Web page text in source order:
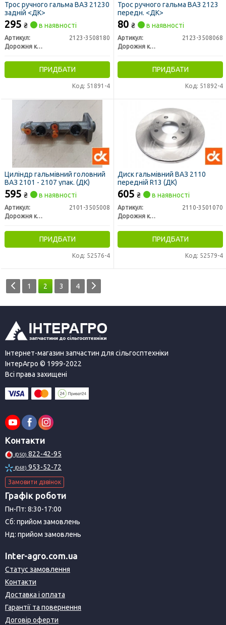
Трос ручного гальма ВАЗ 21230
задній <ДК>
295 ₴ в наявності
Артикул:
2123-3508180
Дорожня карта
ПРИДБАТИ
Код: 51891-4
Трос ручного гальма ВАЗ 2123
передн. <ДК>
80 ₴ в наявності
Артикул:
2123-3508068
Дорожня карта
ПРИДБАТИ
Код: 51892-4
Циліндр гальмівний головний
ВАЗ 2101 - 2107 упак. (ДК)
595 ₴ в наявності
Артикул:
2101-3505008
Дорожня карта
ПРИДБАТИ
Код: 52576-4
Диск гальмівний ВАЗ 2110
передній R13 (ДК)
605 ₴ в наявності
Артикул:
2110-3501070
Дорожня карта
ПРИДБАТИ
Код: 52579-4
1 2 3 4
Інтернет-магазин запчастин для сільгосптехніки
ІнтерАгро © 1999-2022
Всі права захищені
Контакти
(050) 822-42-95
(068) 953-52-72
Замовити дзвінок
Графік роботи
Пн-Пт: 8:30-17:00
Сб: прийом замовлень
Нд: прийом замовлень
Inter-agro.com.ua
Статус замовлення
Контакти
Доставка і оплата
Гарантії та повернення
Договір оферти